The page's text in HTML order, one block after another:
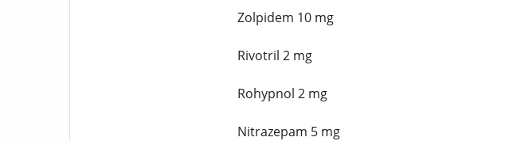
Zolpidem 10 mg
Rivotril 2 mg
Rohypnol 2 mg
Nitrazepam 5 mg